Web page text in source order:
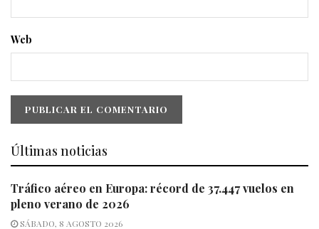
Web
Últimas noticias
Tráfico aéreo en Europa: récord de 37.447 vuelos en
pleno verano de 2026
SÁBADO, 8 AGOSTO 2026